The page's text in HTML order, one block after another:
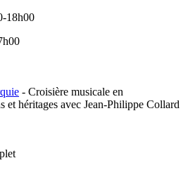
18h00
- Croisière musicale en
et héritages avec Jean-Philippe Collard